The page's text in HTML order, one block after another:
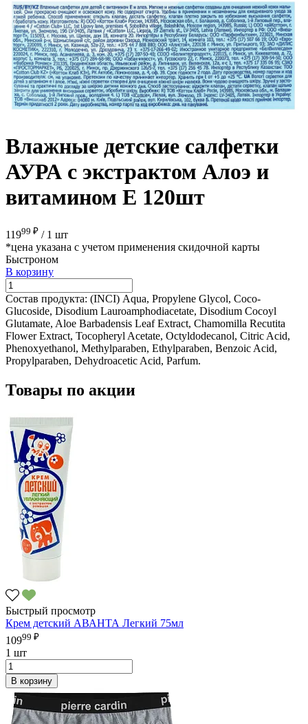
Влажные детские салфетки
АУРА с экстрактом Алоэ и
витамином Е 120шт
11999 ₽ / 1 шт
*цена указана с учетом применения скидочной карты
Быстроном
В корзину
Состав продукта: (INCI) Aqua, Propylene Glycol, Coco-
Glucoside, Disodium Lauroamphodiacetate, Disodium Cocoyl
Glutamate, Aloe Barbadensis Leaf Extract, Chamomilla Recutita
Flower Extract, Tocopheryl Acetate, Octyldodecanol, Citric Acid,
Phenoxyethanol, Methylparaben, Ethylparaben, Benzoic Acid,
Propylparaben, Dehydroacetic Acid, Parfum.
Товары по акции
Быстрый просмотр
Крем детский АВАНТА Легкий 75мл
10999 ₽
1 шт
В корзину